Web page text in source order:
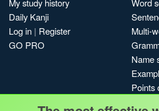
My study history
Daily Kanji
Log in | Register
GO PRO
Word
Multi-
Name
Points